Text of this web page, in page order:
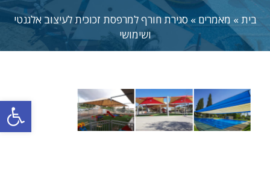
בית » מאמרים » סגירת חורף למרפסת זכוכית לעיצוב אלגנטי
ושימושי